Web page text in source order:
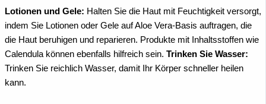
Lotionen und Gele: Halten Sie die Haut mit Feuchtigkeit versorgt,
indem Sie Lotionen oder Gele auf Aloe Vera-Basis auftragen, die
die Haut beruhigen und reparieren. Produkte mit Inhaltsstoffen wie
Calendula können ebenfalls hilfreich sein. Trinken Sie Wasser:
Trinken Sie reichlich Wasser, damit Ihr Körper schneller heilen
kann.